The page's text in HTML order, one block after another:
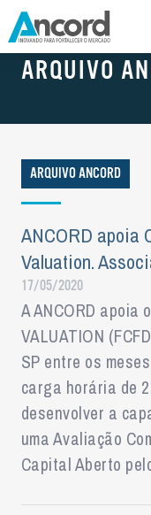
NOTÍCIAS
ARQUIVO
ARQUIVO ANCORD
ANCORD apoia
Valuation.
17/05/2020
A ANCORD apoia
VALUATION
SP entre os
carga horária de
desenvolver a
uma Avaliação
Capital Aberto